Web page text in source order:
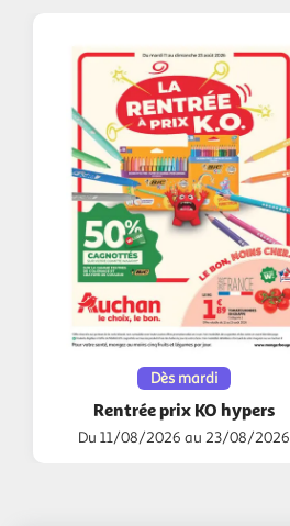
Dès mardi
Rentrée prix KO hypers
Du 11/08/2026 au 23/08/2026